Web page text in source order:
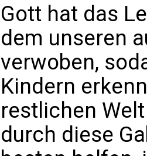
Gott hat das
dem unseren
verwoben,
Kindern
restlichen
durch diese